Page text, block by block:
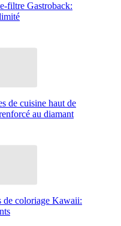
filtre Gastroback:
de cuisine haut de
au diamant
de coloriage Kawaii: